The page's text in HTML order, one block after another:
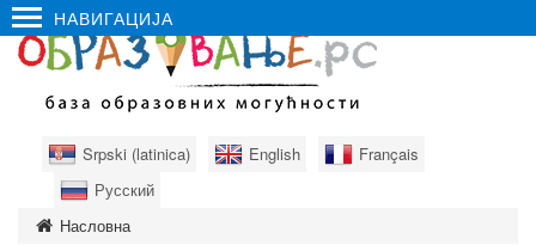
НАВИГАЦИЈА
Srpski (latinica) English
Français
Русский
Насловна